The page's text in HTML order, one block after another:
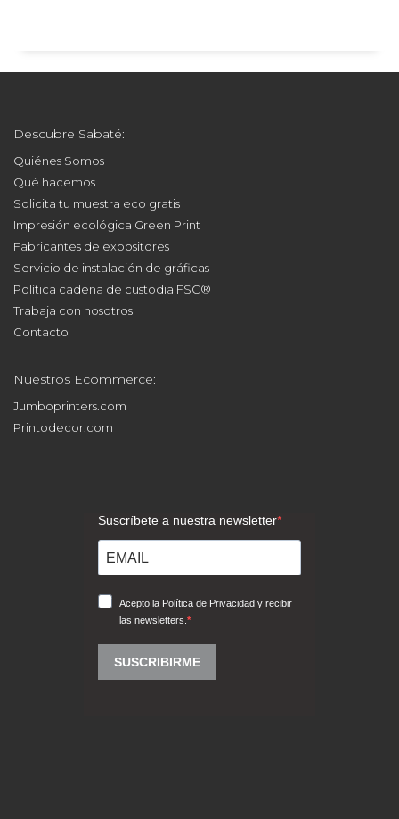
Descubre Sabaté:
Quiénes Somos
Qué hacemos
Solicita tu muestra eco gratis
Impresión ecológica Green Print
Fabricantes de expositores
Servicio de instalación de gráficas
Política cadena de custodia FSC®
Trabaja con nosotros
Contacto
Nuestros Ecommerce:
Jumboprinters.com
Printodecor.com